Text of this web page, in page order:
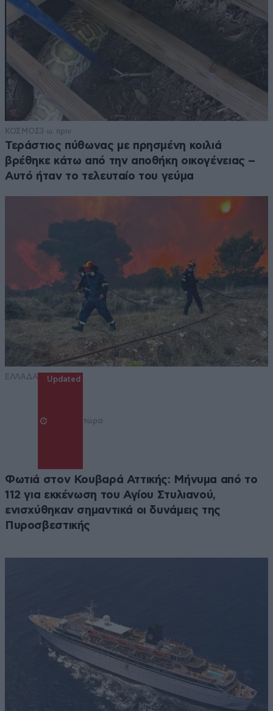
ΚΟΣΜΟΣ3 ω. πριν
Τεράστιος πύθωνας με πρησμένη κοιλιά
βρέθηκε κάτω από την αποθήκη οικογένειας –
Αυτό ήταν το τελευταίο του γεύμα
ΕΛΛΑΔΑ Updated
τώρα
Φωτιά στον Κουβαρά Αττικής: Μήνυμα από το
112 για εκκένωση του Αγίου Στυλιανού,
ενισχύθηκαν σημαντικά οι δυνάμεις της
Πυροσβεστικής